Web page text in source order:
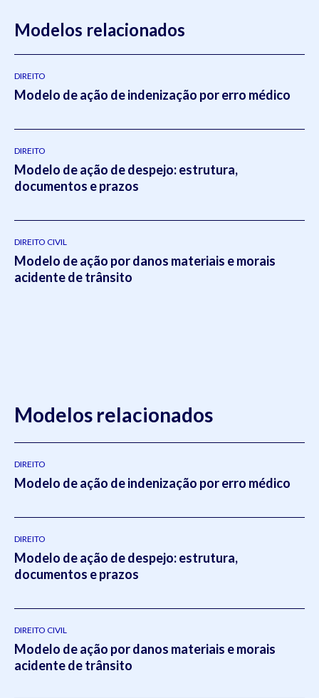
Modelos relacionados
DIREITO
Modelo de ação de indenização por erro médico
DIREITO
Modelo de ação de despejo: estrutura,
documentos e prazos
DIREITO CIVIL
Modelo de ação por danos materiais e morais
acidente de trânsito
Modelos relacionados
DIREITO
Modelo de ação de indenização por erro médico
DIREITO
Modelo de ação de despejo: estrutura,
documentos e prazos
DIREITO CIVIL
Modelo de ação por danos materiais e morais
acidente de trânsito